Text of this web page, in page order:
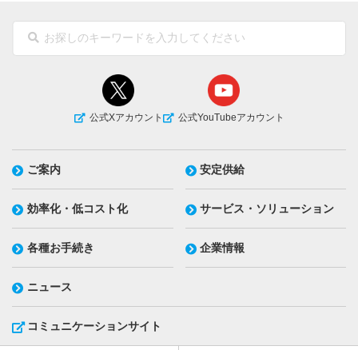
公式Xアカウント 公式YouTubeアカウント
ご案内 安定供給
効率化・低コスト化 サービス・ソリューション
各種お手続き 企業情報
ニュース
コミュニケーションサイト